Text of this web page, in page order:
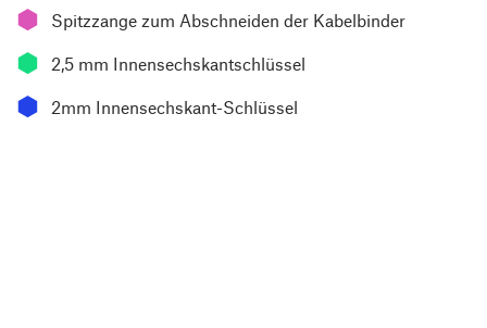
⬢ Spitzzange zum Abschneiden der Kabelbinder
⬢ 2,5 mm Innensechskantschlüssel
⬢ 2mm Innensechskant-Schlüssel